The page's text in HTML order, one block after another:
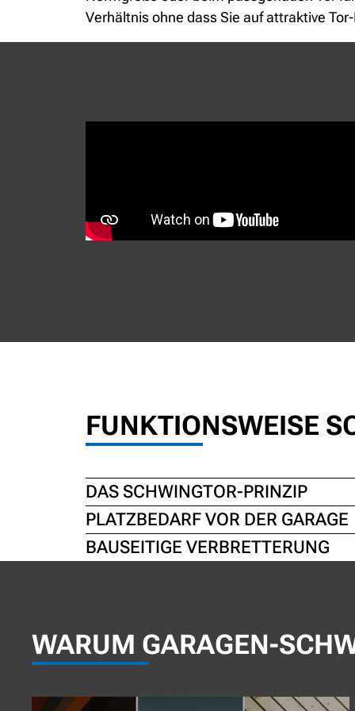
Verhältnis ohne dass Sie auf attraktive
FUNKTIONSWEISE
DAS SCHWINGTOR-PRINZIP
PLATZBEDARF VOR DER GARAGE
BAUSEITIGE VERBRETTERUNG
WARUM GARAGEN-